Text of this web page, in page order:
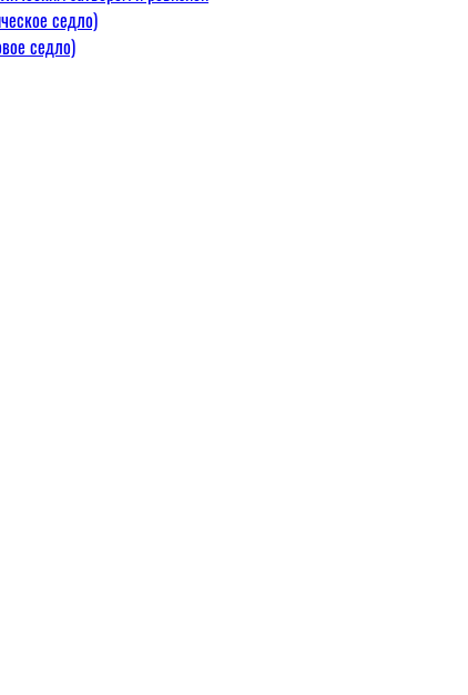
седло)
седло)
С)